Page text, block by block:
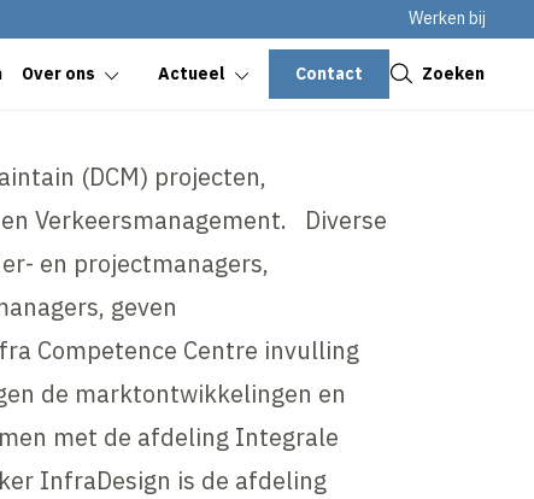
Werken bij
Over ons Actueel Contact Zoeken
(DCM) projecten,
Verkeersmanagement. Diverse
en projectmanagers,
geven
Competence Centre invulling
de marktontwikkelingen en
met de afdeling Integrale
InfraDesign is de afdeling
Sluiten